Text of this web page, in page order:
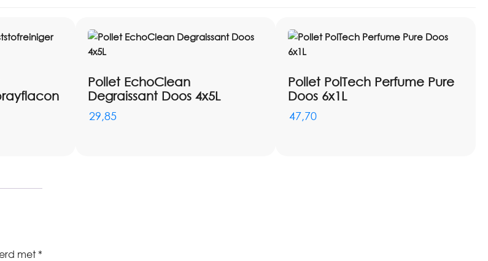
Pollet EchoClean
Degraissant Doos 4x5L
29,85
Pollet PolTech Perfume Pure
Doos 6x1L
47,70
met *